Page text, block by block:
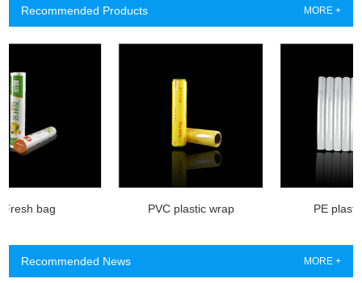
Recommended Products MORE +
bag PVC plastic wrap PE
Recommended News MORE +